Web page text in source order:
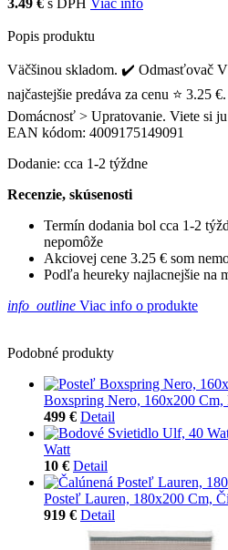
Popis produktu
Väčšinou skladom. ✔️ Odmasťovač
najčastejšie predáva za cenu ⭐ 3.25
Domácnosť > Upratovanie. Viete si
EAN kódom: 4009175149091
Dodanie: cca 1-2 týždne
Recenzie, skúsenosti
Termín dodania bol cca 1-2
nepomôže
Akciovej cene 3.25 € som
Podľa heureky najlacnejšie na
info_outline Viac info o produkte
Podobné produkty
Boxspring Nero, 160x200 Cm,
499 € Detail
Watt
10 € Detail
Posteľ Lauren, 180x200 Cm,
919 € Detail